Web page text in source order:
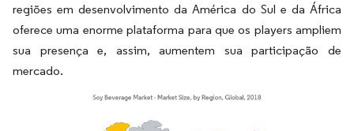
regiões em desenvolvimento da América do Sul e da África
oferece uma enorme plataforma para que os players ampliem
sua presença e, assim, aumentem sua participação de
mercado.